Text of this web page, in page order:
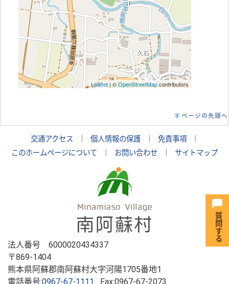
Leaflet| ©OpenStreetMapcontributors
ページの先頭へ
交通アクセス 個人情報の保護 免責事項
このホームページについて
お問い合わせ サイトマップ
法人番号 6000020434337
〒869-1404
熊本県阿蘇郡南阿蘇村大字河陽1705番地1
電話番号:0967-67-1111 Fax:0967-67-2073